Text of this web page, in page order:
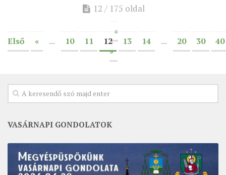
12 / 175 oldal
«
Első
« ... 10 11 12 13 14 ... 20 30
40
»
VASÁRNAPI GONDOLATOK